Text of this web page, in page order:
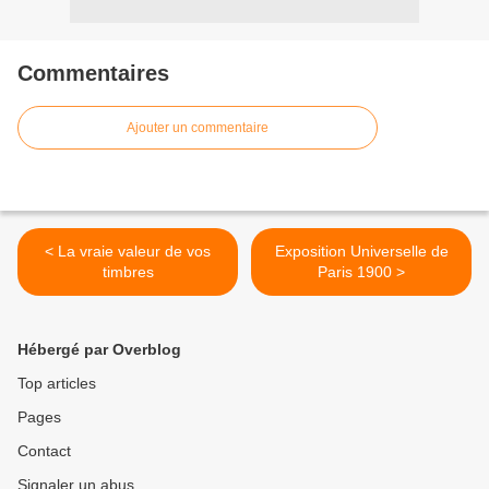
Commentaires
Ajouter un commentaire
< La vraie valeur de vos
timbres
Exposition Universelle de
Paris 1900 >
Hébergé par Overblog
Top articles
Pages
Contact
Signaler un abus